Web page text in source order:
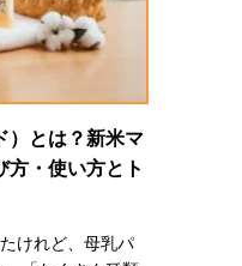
）とは？新米マ
方・使い方とト
けれど、母乳パ